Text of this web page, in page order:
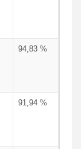
94,83 %
91,94 %